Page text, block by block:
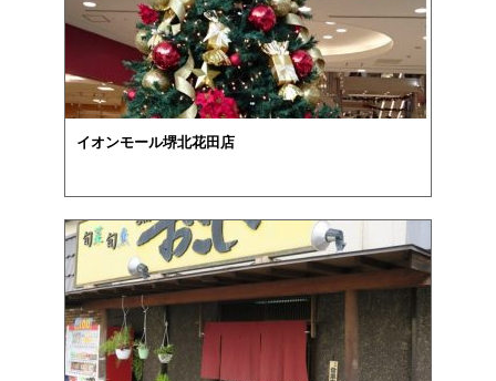
イオンモール堺北花田店